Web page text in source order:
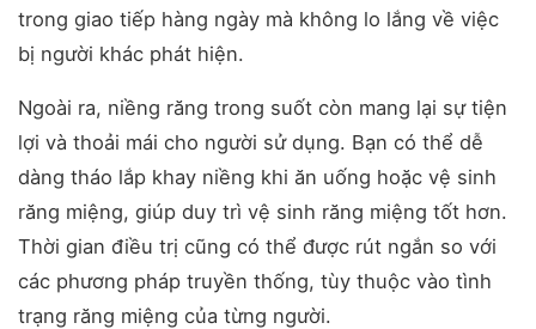
trong giao tiếp hàng ngày mà không lo lắng về việc
bị người khác phát hiện.
Ngoài ra, niềng răng trong suốt còn mang lại sự tiện
lợi và thoải mái cho người sử dụng. Bạn có thể dễ
dàng tháo lắp khay niềng khi ăn uống hoặc vệ sinh
răng miệng, giúp duy trì vệ sinh răng miệng tốt hơn.
Thời gian điều trị cũng có thể được rút ngắn so với
các phương pháp truyền thống, tùy thuộc vào tình
trạng răng miệng của từng người.